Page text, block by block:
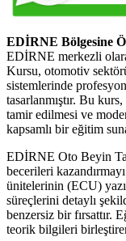
EDİRNE Bölgesine
EDİRNE merkezli
Kursu, otomotiv
sistemlerinde
tasarlanmıştır. Bu
tamir edilmesi ve
kapsamlı bir eğitim
EDİRNE Oto Beyin
becerileri
ünitelerinin (ECU)
süreçlerini detaylı
benzersiz bir fırsattır.
teorik bilgileri